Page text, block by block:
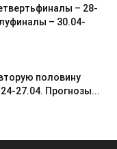
– 28-
– 30.04-
половину
27.04. Прогнозы...